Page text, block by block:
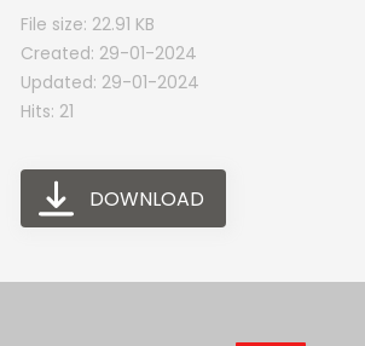
File size: 22.91 KB
Created: 29-01-2024
Updated: 29-01-2024
Hits: 21
DOWNLOAD